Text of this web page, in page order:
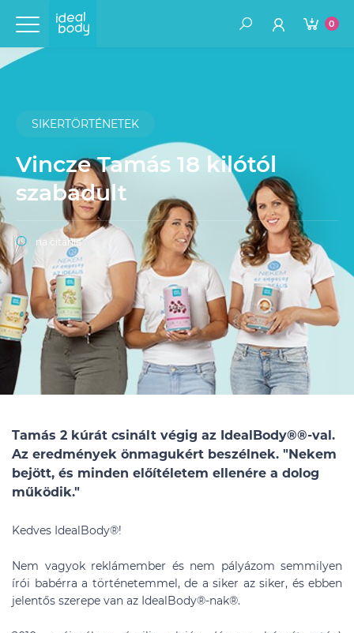
0
SIKERTÖRTÉNETEK
Vincze Tamás 18 kilótól
szabadult
na čítanie
Tamás 2 kúrát csinált végig az IdealBody®®-val.
Az eredmények önmagukért beszélnek. "Nekem
bejött, és minden előítéletem ellenére a dolog
működik."
Kedves IdealBody®!
Nem vagyok reklámember és nem pályázom semmilyen
írói babérra a történetemmel, de a siker az siker, és ebben
jelentős szerepe van az IdealBody®-nak®.